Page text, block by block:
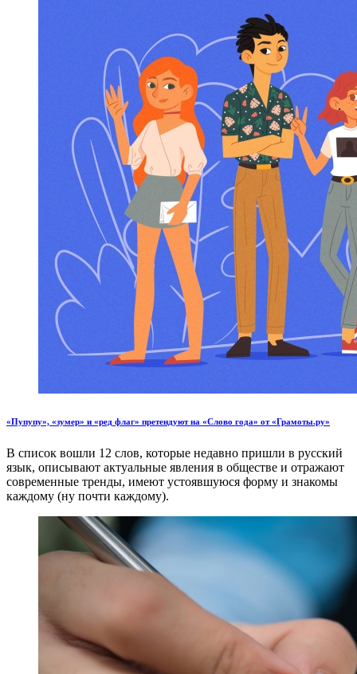
«Пупупу», «зумер» и «ред флаг» претендуют на «Слово года» от «Грамоты.ру»
В список вошли 12 слов, которые недавно пришли в русский
язык, описывают актуальные явления в обществе и отражают
современные тренды, имеют устоявшуюся форму и знакомы
каждому (ну почти каждому).